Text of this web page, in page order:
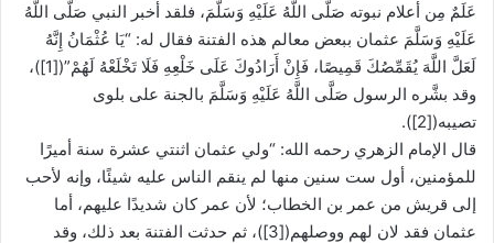
عَلَمٌ مِن أعلام نبوته صَلَّى اللَّهُ عَلَيْهِ وَسَلَّمَ، فلقد أخبر النبي صَلَّى اللَّهُ
عَلَيْهِ وَسَلَّمَ عثمان ببعض معالم هذه الفتنة فقال له: “يَا عُثْمَانُ إِنَّهُ
لَعَلَّ اللَّهَ يُقَمِّصُكَ قَمِيصًا، فَإِنْ أَرَادُوكَ عَلَى خَلْعِهِ فَلَا تَخْلَعْهُ لَهُمْ”([1])،
وقد بشَّره الرسول صَلَّى اللَّهُ عَلَيْهِ وَسَلَّمَ بالجنة على بلوى
تصيبه([2]).
قال الإمام الزهري رحمه الله: “ولي عثمان اثنتي عشرة سنة أميرًا
للمؤمنين، أول ست سنين منها لم ينقم الناس عليه شيئًا، وإنه لأحب
إلى قريش من عمر بن الخطاب؛ لأن عمر كان شديدًا عليهم، أما
عثمان فقد لان لهم ووصلهم([3])، ثم حدثت الفتنة بعد ذلك، وقد